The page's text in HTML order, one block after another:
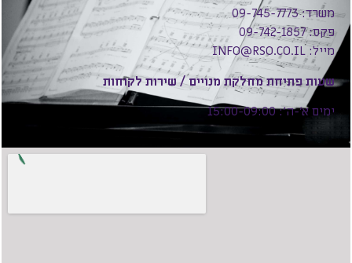
משרד: 09-745-7773
פקס: 09-742-1857
מייל: INFO@RSO.CO.IL
שעות פתיחת מחלקת מנויים / שירות לקוחות
ימים א׳-ה׳: 15:00-09:00